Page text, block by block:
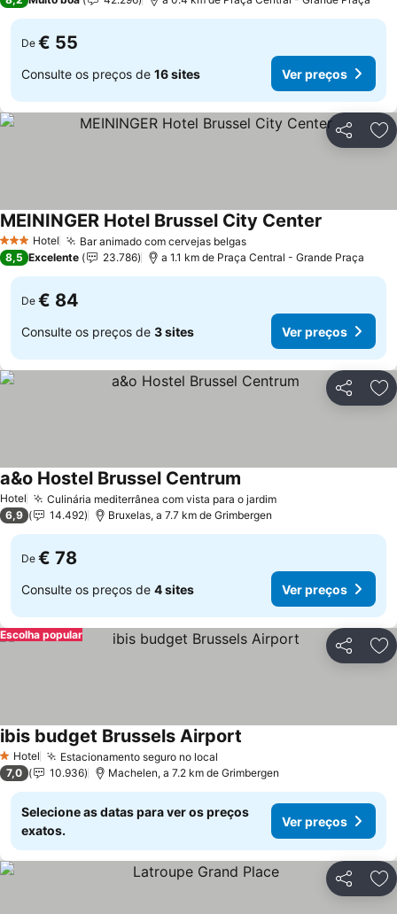
De € 55
Consulte os preços de 16 sites Ver preços
Partilhar
3 EstrelasHotel Bar animado com cervejas belgas
MEININGER Hotel Brussel City Center
8,5 Excelente 23.786 a 1.1 km de Praça Central - Grande Praça
De € 84
Consulte os preços de 3 sites Ver preços
Partilhar
Hotel Culinária mediterrânea com vista para o jardim
a&o Hostel Brussel Centrum
6,9 14.492 Bruxelas, a 7.7 km de Grimbergen
De € 78
Consulte os preços de 4 sites Ver preços
Partilhar
Escolha popular
1 Estrelas
Hotel Estacionamento seguro no local
ibis budget Brussels Airport
7,0 10.936 Machelen, a 7.2 km de Grimbergen
Selecione as datas para ver os preços
exatos.
Ver preços
Partilhar